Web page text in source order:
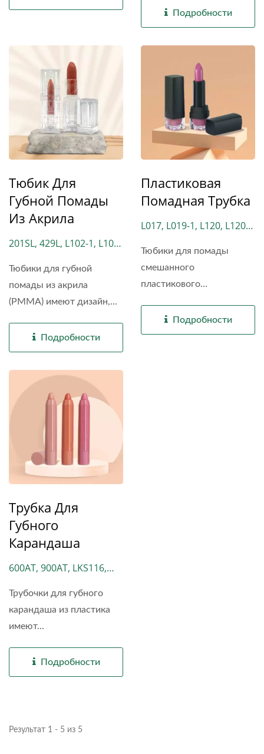
Подробности
Тюбик Для
Губной Помады
Из Акрила
201SL, 429L, L102-1, L102-
L229-1, L339, L339-1, L429
Тюбики для губной
помады из акрила
(PMMA) имеют дизайн,...
Подробности
Пластиковая
Помадная Трубка
L017, L019-1, L120, L120-
L150, L170, L318, L332,
L332AL, L336, L383, L789,
L789-1, L869, L869-1,
L869-2, L2292, L2292-1,
L2292-2, LM029, LM180
Тюбики для помады
смешанного
пластикового
Подробности
Трубка Для
Губного
Карандаша
600AT, 900AT, LKS116,
Трубочки для губного
карандаша из пластика
имеют...
Подробности
Результат 1 - 5 из 5